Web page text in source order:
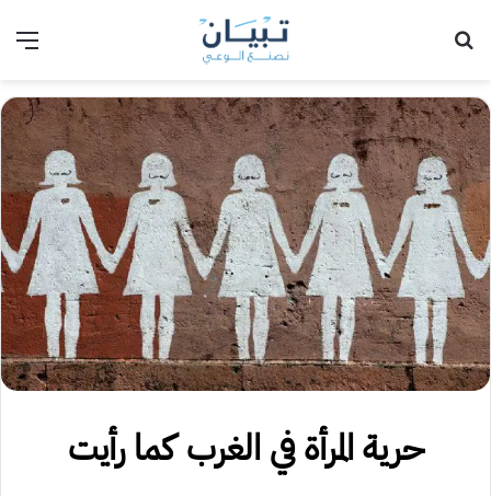
حرية المرأة في الغرب كما رأيت